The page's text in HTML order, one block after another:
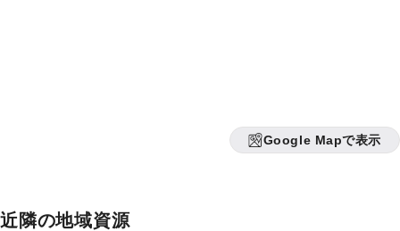
Google Mapで表示
近隣の地域資源